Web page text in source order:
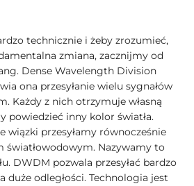
technicznie i żeby zrozumieć,
zmiana, zacznijmy od
Dense Wavelength Division
ona przesyłanie wielu sygnałów
Każdy z nich otrzymuje własną
powiedzieć inny kolor światła.
wiązki przesyłamy równocześnie
światłowodowym. Nazywamy to
DWDM pozwala przesyłać bardzo
duże odległości. Technologia jest